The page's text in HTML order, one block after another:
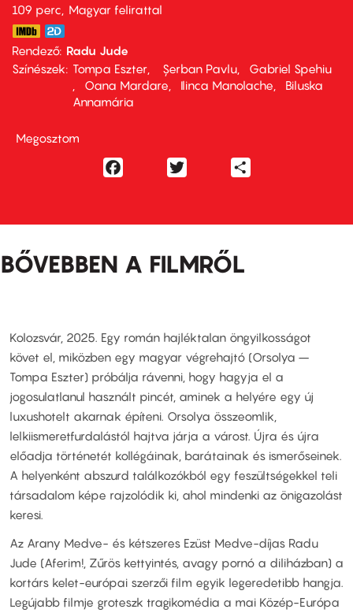
109 perc,
Magyar felirattal
Rendező Radu Jude
Színészek
Tompa Eszter Șerban Pavlu
Gabriel Spehiu
Oana Mardare
Ilinca Manolache
Biluska
Annamária
Megosztom
Facebook
BŐVEBBEN A FILMRŐL
Kolozsvár, 2025. Egy román hajléktalan öngyilkosságot
követ el, miközben egy magyar végrehajtó (Orsolya –
Tompa Eszter) próbálja rávenni, hogy hagyja el a
jogosulatlanul használt pincét, aminek a helyére egy új
luxushotelt akarnak építeni. Orsolya összeomlik,
lelkiismeretfurdalástól hajtva járja a várost. Újra és újra
előadja történetét kollégáinak, barátainak és ismerőseinek.
A helyenként abszurd találkozókból egy feszültségekkel teli
társadalom képe rajzolódik ki, ahol mindenki az önigazolást
keresi.
Az Arany Medve- és kétszeres Ezüst Medve-díjas Radu
Jude (Aferim!, Zűrös kettyintés, avagy pornó a diliházban) a
kortárs kelet-európai szerzői film egyik legeredetibb hangja.
Legújabb filmje groteszk tragikomédia a mai Közép-Európa